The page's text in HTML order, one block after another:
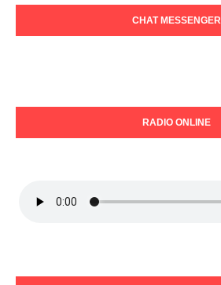
CHAT MESSENGER
RADIO ONLINE